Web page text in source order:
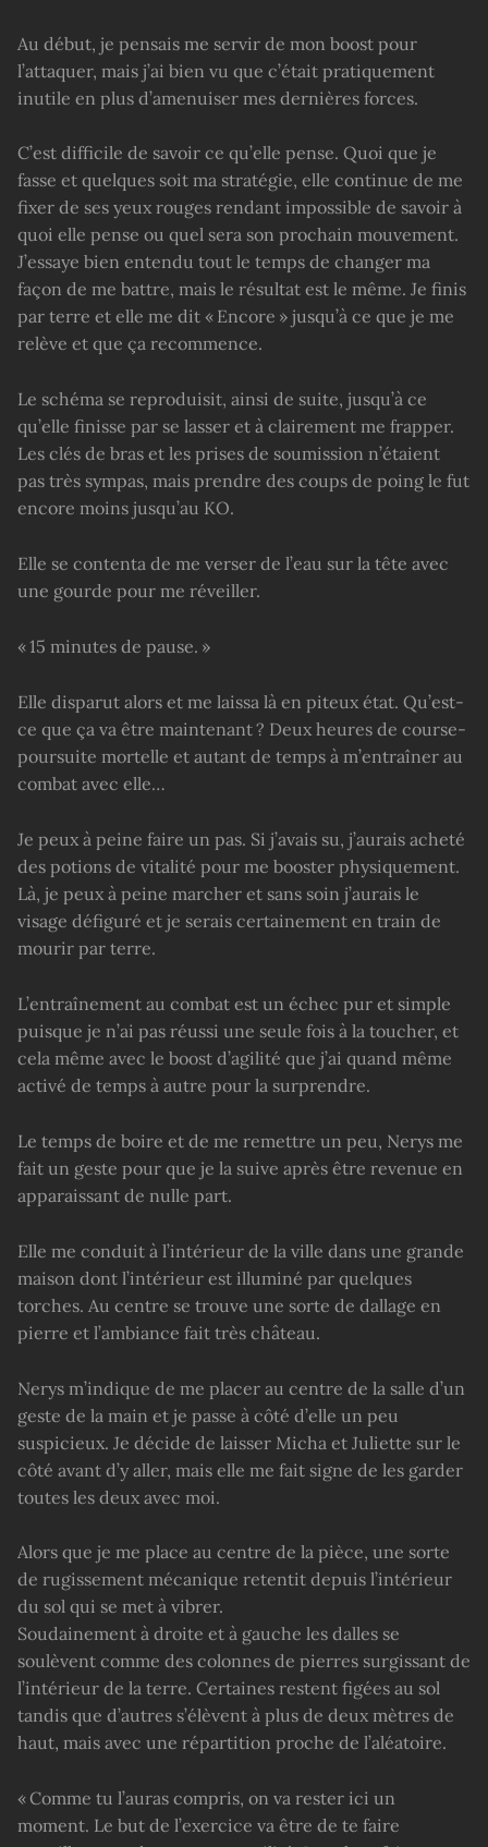
Au début, je pensais me servir de mon boost pour
l’attaquer, mais j’ai bien vu que c’était pratiquement
inutile en plus d’amenuiser mes dernières forces.
C’est difficile de savoir ce qu’elle pense. Quoi que je
fasse et quelques soit ma stratégie, elle continue de me
fixer de ses yeux rouges rendant impossible de savoir à
quoi elle pense ou quel sera son prochain mouvement.
J’essaye bien entendu tout le temps de changer ma
façon de me battre, mais le résultat est le même. Je finis
par terre et elle me dit « Encore » jusqu’à ce que je me
relève et que ça recommence.
Le schéma se reproduisit, ainsi de suite, jusqu’à ce
qu’elle finisse par se lasser et à clairement me frapper.
Les clés de bras et les prises de soumission n’étaient
pas très sympas, mais prendre des coups de poing le fut
encore moins jusqu’au KO.
Elle se contenta de me verser de l’eau sur la tête avec
une gourde pour me réveiller.
« 15 minutes de pause. »
Elle disparut alors et me laissa là en piteux état. Qu’est-
ce que ça va être maintenant ? Deux heures de course-
poursuite mortelle et autant de temps à m’entraîner au
combat avec elle…
Je peux à peine faire un pas. Si j’avais su, j’aurais acheté
des potions de vitalité pour me booster physiquement.
Là, je peux à peine marcher et sans soin j’aurais le
visage défiguré et je serais certainement en train de
mourir par terre.
L’entraînement au combat est un échec pur et simple
puisque je n’ai pas réussi une seule fois à la toucher, et
cela même avec le boost d’agilité que j’ai quand même
activé de temps à autre pour la surprendre.
Le temps de boire et de me remettre un peu, Nerys me
fait un geste pour que je la suive après être revenue en
apparaissant de nulle part.
Elle me conduit à l’intérieur de la ville dans une grande
maison dont l’intérieur est illuminé par quelques
torches. Au centre se trouve une sorte de dallage en
pierre et l’ambiance fait très château.
Nerys m’indique de me placer au centre de la salle d’un
geste de la main et je passe à côté d’elle un peu
suspicieux. Je décide de laisser Micha et Juliette sur le
côté avant d’y aller, mais elle me fait signe de les garder
toutes les deux avec moi.
Alors que je me place au centre de la pièce, une sorte
de rugissement mécanique retentit depuis l’intérieur
du sol qui se met à vibrer.
Soudainement à droite et à gauche les dalles se
soulèvent comme des colonnes de pierres surgissant de
l’intérieur de la terre. Certaines restent figées au sol
tandis que d’autres s’élèvent à plus de deux mètres de
haut, mais avec une répartition proche de l’aléatoire.
« Comme tu l’auras compris, on va rester ici un
moment. Le but de l’exercice va être de te faire